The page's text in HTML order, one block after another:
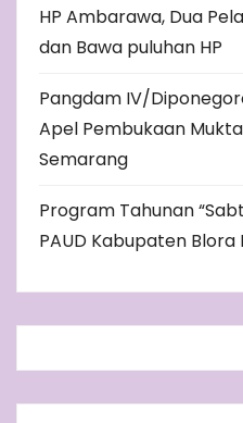
HP Ambarawa, Dua
dan Bawa puluhan HP
Pangdam IV/
Apel Pembukaan
Semarang
Program Tahunan
PAUD Kabupaten Blora